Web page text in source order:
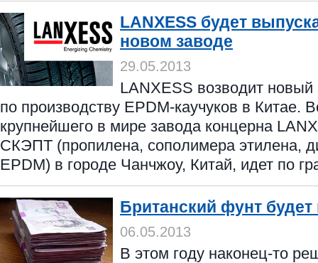
LANXESS будет
новом заводе
29.05.2013
LANXESS возводит новый
по производству EPDM-каучуков в Китае.
крупнейшего в мире завода концерна
СКЭПТ (пропилена, сополимера этилена,
EPDM) в городе Чанчжоу, Китай, идет по
Британский фунт
06.05.2013
В этом году наконец-то